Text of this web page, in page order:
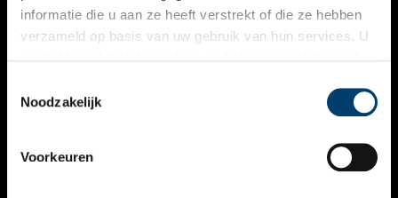
informatie die u aan ze heeft verstrekt of die ze hebben
verzameld op basis van uw gebruik van hun services. U
Noodzakelijk
Voorkeuren
KALENDER
ACTIVITEITEN